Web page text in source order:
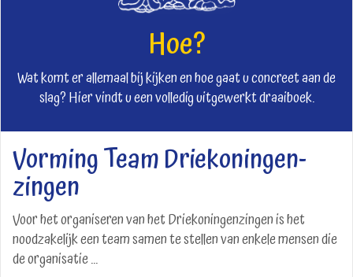
Hoe?
Wat komt er allemaal bij kijken en hoe gaat u concreet aan de
slag? Hier vindt u een volledig uitgewerkt draaiboek.
Vorming Team Driekoningen-
zingen
Voor het organiseren van het Driekoningenzingen is het
noodzakelijk een team samen te stellen van enkele mensen die
de organisatie ...